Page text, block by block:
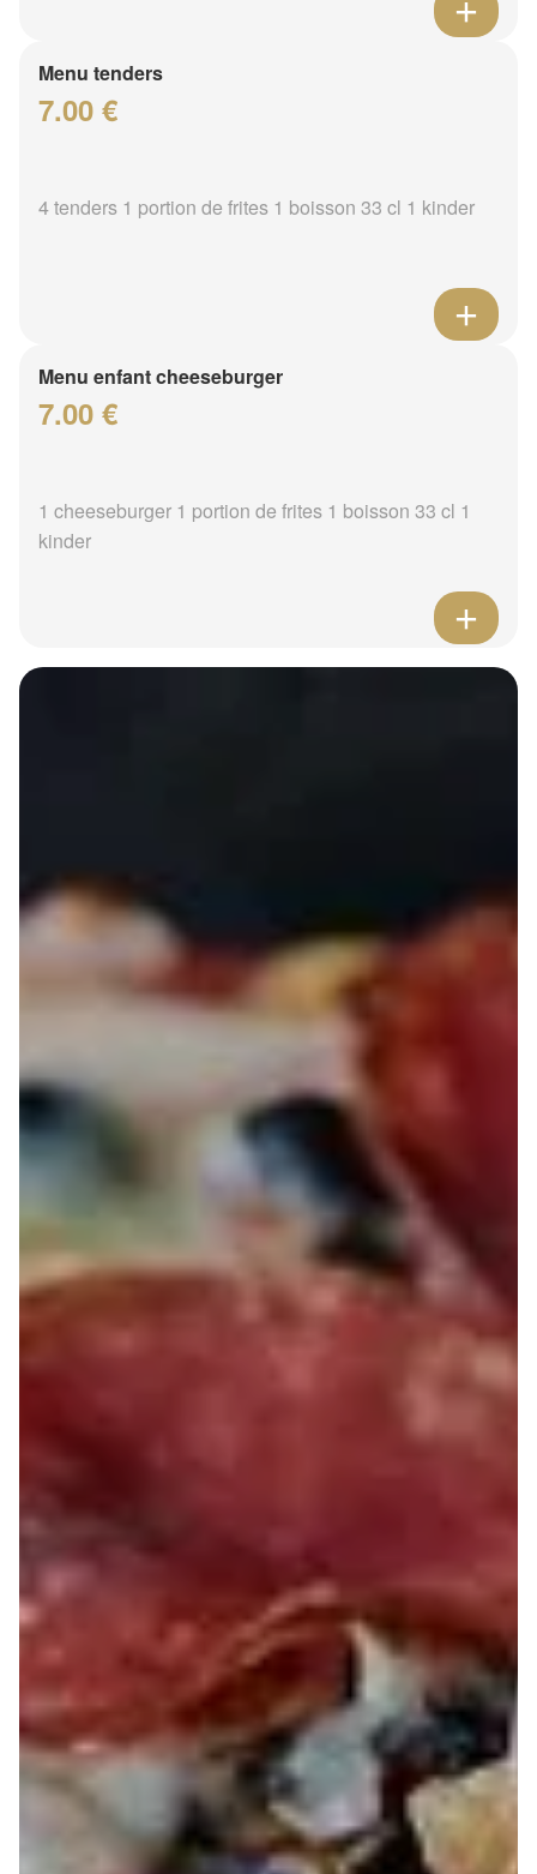
Menu tenders
7.00 €
4 tenders 1 portion de frites 1 boisson 33 cl 1 kinder
Menu enfant cheeseburger
7.00 €
1 cheeseburger 1 portion de frites 1 boisson 33 cl 1
kinder